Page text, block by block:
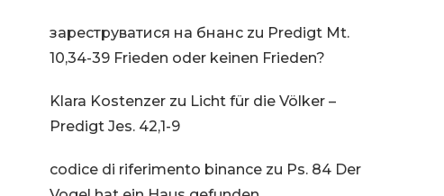
зареструватися на бнанс zu Predigt Mt.
10,34-39 Frieden oder keinen Frieden?
Klara Kostenzer zu Licht für die Völker –
Predigt Jes. 42,1-9
codice di riferimento binance zu Ps. 84 Der